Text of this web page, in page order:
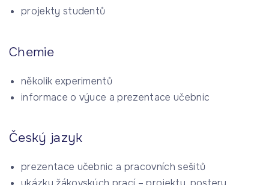
projekty studentů
Chemie
několik experimentů
informace o výuce a prezentace učebnic
Český jazyk
prezentace učebnic a pracovních sešitů